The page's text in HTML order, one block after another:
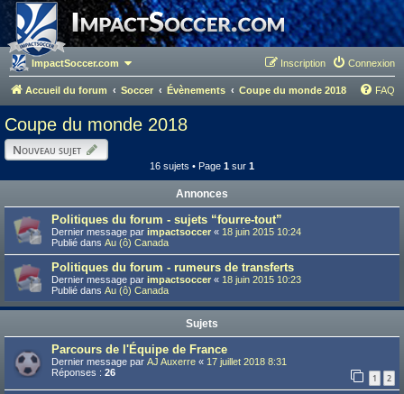
ImpactSoccer.com Connexion
Inscription
Accueil du forum Soccer Évènements Coupe du monde 2018 FAQ
Coupe du monde 2018
Nouveau sujet
16 sujets • Page 1 sur 1
Annonces
Politiques du forum - sujets “fourre-tout”
Dernier message par impactsoccer « 18 juin 2015 10:24
Publié dans Au (ô) Canada
Politiques du forum - rumeurs de transferts
Dernier message par impactsoccer « 18 juin 2015 10:23
Publié dans Au (ô) Canada
Sujets
Parcours de l'Équipe de France
Dernier message par AJ Auxerre « 17 juillet 2018 8:31
Réponses : 26 1 2